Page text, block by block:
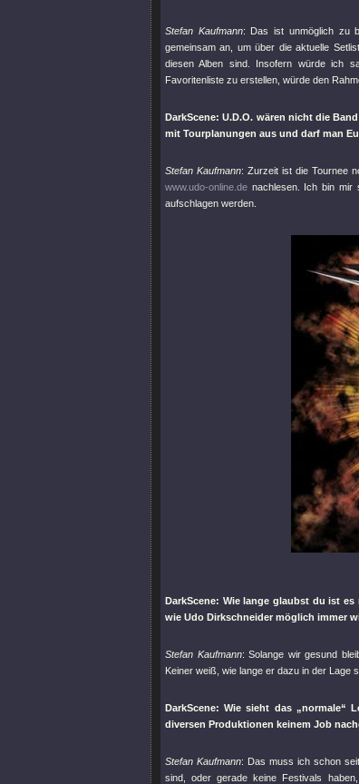
Stefan Kaufmann: Das ist unmöglich zu
gemeinsam an, um über die aktuelle
diesen Alben sind. Insofern würde ich
Favoritenliste zu erstellen, würde den
DarkScene: U.D.O. wären nicht die
mit Tourplanungen aus und darf man
Stefan Kaufmann: Zurzeit ist die Tournee
www.udo-online.de nachlesen. Ich bin mir
aufschlagen werden.
DarkScene: Wie lange glaubst du ist
wie Udo Dirkschneider möglich immer
Stefan Kaufmann: Solange wir gesund
Keiner weiß, wie lange er dazu in der Lage
DarkScene: Wie sieht das „normale“
diversen Produktionen keinem Job
Stefan Kaufmann: Das muss ich schon
sind, oder gerade keine Festivals